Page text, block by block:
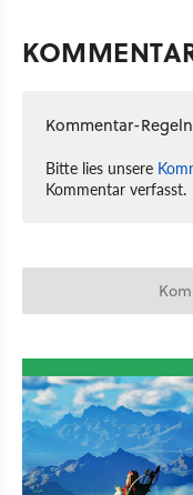
Kommentar-
Bitte lies unsere
Kommentar verfasst.